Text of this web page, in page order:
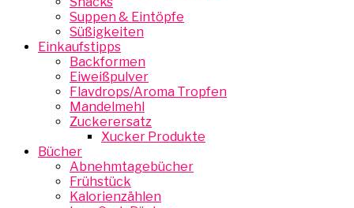
Suppen & Eintöpfe
Süßigkeiten
Einkaufstipps
Backformen
Eiweißpulver
Flavdrops/Aroma Tropfen
Mandelmehl
Zuckerersatz
Xucker Produkte
Bücher
Abnehmtagebücher
Frühstück
Kalorienzählen